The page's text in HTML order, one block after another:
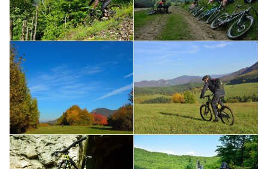
Chata Mojtin - MTB Chata Mojtin - MTB
Chata Mojtin - MTB Chata Mojtin - MTB